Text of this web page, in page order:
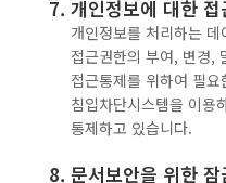
7. 개인정보에 대한
개인정보를 처리하는
접근권한의 부여, 변경,
접근통제를 위하여 필
침입차단시스템을 이용
통제하고 있습니다.
8. 문서보안을 위한